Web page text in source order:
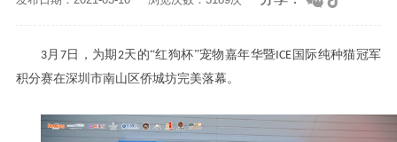
3月 7日 ， 为期2天的“红狗杯”宠物嘉年华暨ICE 国际纯种猫冠军
积分赛在深圳市南山区侨城坊完美落幕。